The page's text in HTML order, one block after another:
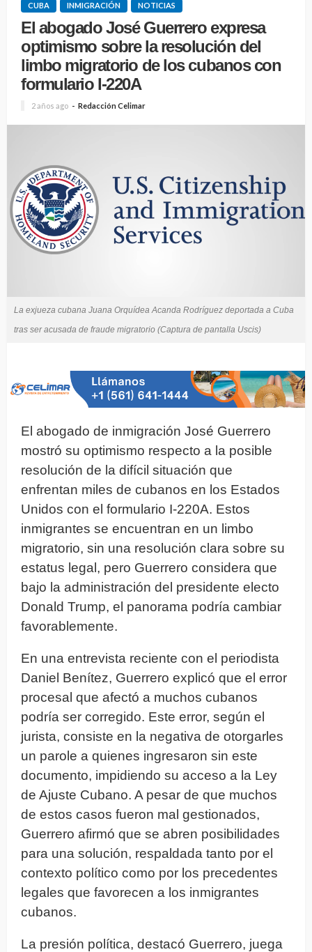
CUBA INMIGRACIÓN NOTICIAS
El abogado José Guerrero expresa
optimismo sobre la resolución del
limbo migratorio de los cubanos con
formulario I-220A
2 años ago Redacción Celimar
La exjueza cubana Juana Orquídea Acanda Rodríguez deportada a Cuba
tras ser acusada de fraude migratorio (Captura de pantalla Uscis)
El abogado de inmigración José Guerrero
mostró su optimismo respecto a la posible
resolución de la difícil situación que
enfrentan miles de cubanos en los Estados
Unidos con el formulario I-220A. Estos
inmigrantes se encuentran en un limbo
migratorio, sin una resolución clara sobre su
estatus legal, pero Guerrero considera que
bajo la administración del presidente electo
Donald Trump, el panorama podría cambiar
favorablemente.
En una entrevista reciente con el periodista
Daniel Benítez, Guerrero explicó que el error
procesal que afectó a muchos cubanos
podría ser corregido. Este error, según el
jurista, consiste en la negativa de otorgarles
un parole a quienes ingresaron sin este
documento, impidiendo su acceso a la Ley
de Ajuste Cubano. A pesar de que muchos
de estos casos fueron mal gestionados,
Guerrero afirmó que se abren posibilidades
para una solución, respaldada tanto por el
contexto político como por los precedentes
legales que favorecen a los inmigrantes
cubanos.
La presión política, destacó Guerrero, juega